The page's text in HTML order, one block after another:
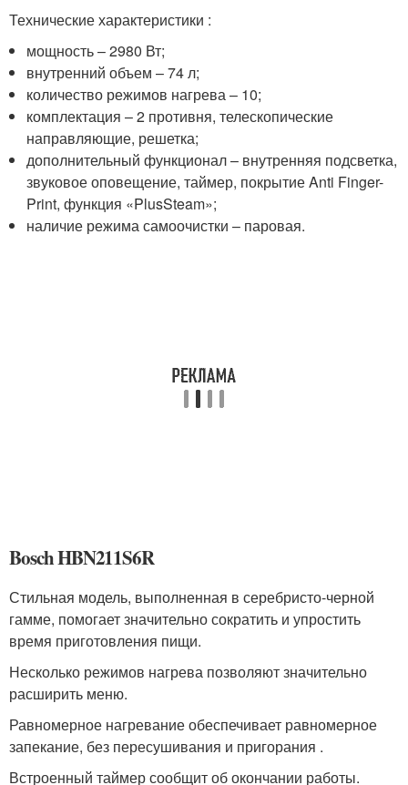
Технические характеристики :
мощность – 2980 Вт;
внутренний объем – 74 л;
количество режимов нагрева – 10;
комплектация – 2 противня, телескопические
направляющие, решетка;
дополнительный функционал – внутренняя подсветка,
звуковое оповещение, таймер, покрытие Anti Finger-
Print, функция «PlusSteam»;
наличие режима самоочистки – паровая.
Bosch HBN211S6R
Стильная модель, выполненная в серебристо-черной
гамме, помогает значительно сократить и упростить
время приготовления пищи.
Несколько режимов нагрева позволяют значительно
расширить меню.
Равномерное нагревание обеспечивает равномерное
запекание, без пересушивания и пригорания .
Встроенный таймер сообщит об окончании работы.